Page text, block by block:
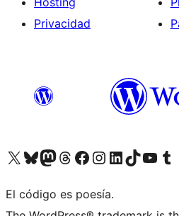
Privacidad
Visita nuestra cuenta de X (anteriormente Twitter)
Visita nuestra cuenta de Bluesky
Visita nuestra cuenta de Mastodon
Visita nuestra cuenta de Threads
Visita nuestra página de Facebook
Visita nuestra cuenta de Instagram
Visita nuestra cuenta de LinkedIn
Visita nuestra cuenta de TikTok
Visita nuestroVisita
El código es poesía.